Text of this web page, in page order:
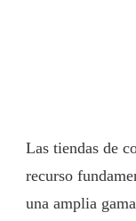
Las tiendas de
recurso
una amplia